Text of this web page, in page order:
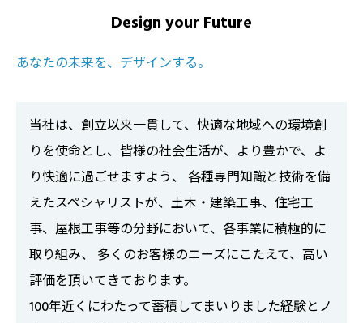
Design your Future
あなたの未来を、デザインする。
当社は、創立以来一貫して、快適な地域への環境創
りを使命とし、皆様の社会生活が、より豊かで、よ
り快適に過ごせますよう、 各種専門知識と技術を備
えたスペシャリストが、土木・建築工事、住宅工
事、屋根工事等の分野において、各事業に積極的に
取り組み、 多くのお客様のニーズにこたえて、高い
評価を頂いてきております。
100年近くにわたって蓄積してまいりました経験とノ